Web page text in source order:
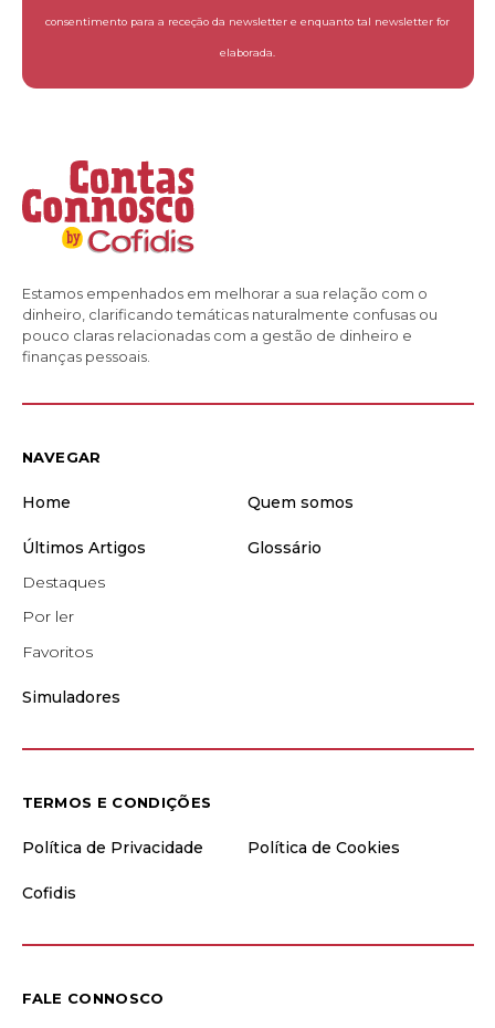
consentimento para a receção da newsletter e enquanto tal newsletter for
elaborada.
Estamos empenhados em melhorar a sua relação com o
dinheiro, clarificando temáticas naturalmente confusas ou
pouco claras relacionadas com a gestão de dinheiro e
finanças pessoais.
NAVEGAR
Home Quem somos
Últimos Artigos
Destaques
Por ler
Favoritos
Glossário
Simuladores
TERMOS E CONDIÇÕES
Política de Privacidade Política de Cookies
Cofidis
FALE CONNOSCO